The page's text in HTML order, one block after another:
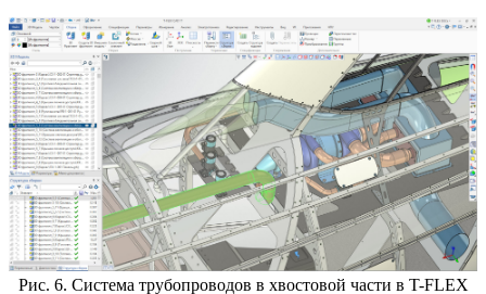
Рис. 6. Система трубопроводов в хвостовой части в T-FLEX